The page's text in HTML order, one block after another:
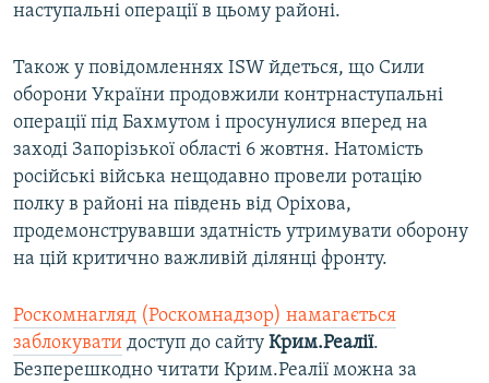
наступальні операції в цьому районі.
Також у повідомленнях ISW йдеться, що Сили
оборони України продовжили контрнаступальні
операції під Бахмутом і просунулися вперед на
заході Запорізької області 6 жовтня. Натомість
російські війська нещодавно провели ротацію
полку в районі на південь від Оріхова,
продемонструвавши здатність утримувати оборону
на цій критично важливій ділянці фронту.
Роскомнагляд (Роскомнадзор) намагається
заблокувати доступ до сайту Крим.Реалії.
Безперешкодно читати Крим.Реалії можна за